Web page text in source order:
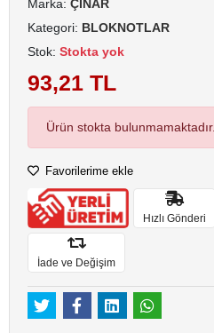
Marka: ÇINAR
Kategori: BLOKNOTLAR
Stok: Stokta yok
93,21 TL
Ürün stokta bulunmamaktadır.
Favorilerime ekle
Hızlı Gönderi
İade ve Değişim